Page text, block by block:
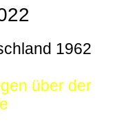
1962
über der